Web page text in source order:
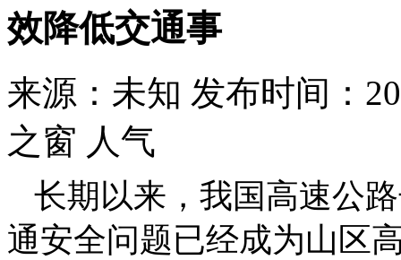
效降低交通事
来源：未知 发布时间：
之窗 人气
长期以来，我国高速公
通安全问题已经成为山区